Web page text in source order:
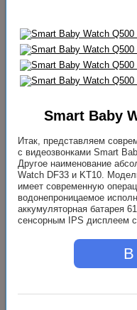
Smart Baby
Итак, представляем
с видеозвонками Smart
Другое наименование
Watch DF33 и KT10.
имеет современную
водонепроницаемое
аккумуляторная батарея
сенсорным IPS дисплеем
В